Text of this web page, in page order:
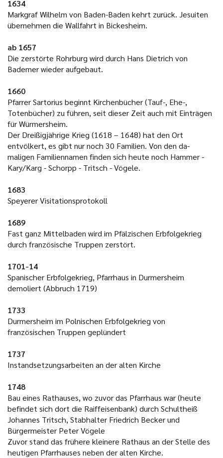
1634
Markgraf Wilhelm von Baden-Baden kehrt zurück. Jesuiten
übernehmen die Wallfahrt in Bickesheim.
ab 1657
Die zerstörte Rohrburg wird durch Hans Dietrich von
Bademer wieder aufgebaut.
1660
Pfarrer Sartorius beginnt Kirchenbücher (Tauf-, Ehe-,
Totenbücher) zu führen, seit dieser Zeit auch mit Einträgen
für Würmersheim.
Der Dreißigjährige Krieg (1618 – 1648) hat den Ort
entvölkert, es gibt nur noch 30 Familien. Von den da-
maligen Familiennamen finden sich heute noch Hammer -
Kary/Karg - Schorpp - Tritsch - Vögele.
1683
Speyerer Visitationsprotokoll
1689
Fast ganz Mittelbaden wird im Pfälzischen Erbfolgekrieg
durch französische Truppen zerstört.
1701-14
Spanischer Erbfolgekrieg, Pfarrhaus in Durmersheim
demoliert (Abbruch 1719)
1733
Durmersheim im Polnischen Erbfolgekrieg von
französischen Truppen geplündert
1737
Instandsetzungsarbeiten an der alten Kirche
1748
Bau eines Rathauses, wo zuvor das Pfarrhaus war (heute
befindet sich dort die Raiffeisenbank) durch Schultheiß
Johannes Tritsch, Stabhalter Friedrich Becker und
Bürgermeister Peter Vögele
Zuvor stand das frühere kleinere Rathaus an der Stelle des
heutigen Pfarrhauses neben der alten Kirche.